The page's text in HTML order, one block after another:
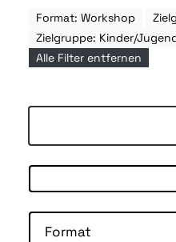
Format: Workshop
Zielgruppe: Kinder/
Alle Filter entfernen
Format